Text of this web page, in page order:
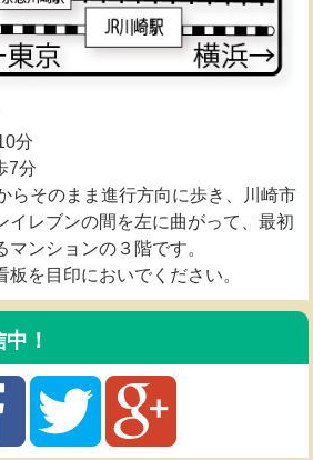
分
7分
らそのまま進行方向に歩き、川崎市
イレブンの間を左に曲がって、最初
ンションの３階です。
を目印においでください。
！